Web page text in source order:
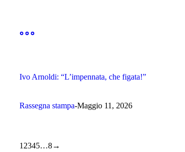
Ivo Arnoldi: “L’impennata, che figata!”
Rassegna stampa Maggio 11, 2026
1 2345…8→